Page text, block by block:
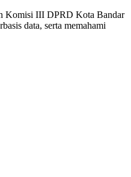
Komisi III DPRD Kota Bandar
data, serta memahami